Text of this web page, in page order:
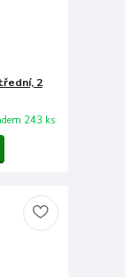
2
243 ks